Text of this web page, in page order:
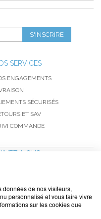
S'INSCRIRE
SERVICES
ENGAGEMENTS
SÉCURISÉS
ET SAV
COMMANDE
NOUS
NOTRE BLOGde nos visiteurs,
personnalisé et vous faire vivre
sur les cookies que